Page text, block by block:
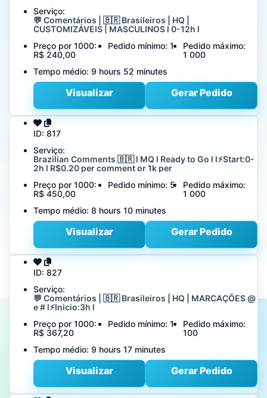
Serviço:
💬 Comentários | 🇧🇷 Brasileiros | HQ |
CUSTOMIZÁVEIS | MASCULINOS l 0-12h l
Preço por 1000:
R$ 240,00
Pedido mínimo: 1
Pedido máximo:
1 000
Tempo médio: 9 hours 52 minutes
Visualizar Gerar Pedido
ID: 817
Serviço:
Brazilian Comments 🇧🇷 l MQ l Ready to Go l l⚡️Start:0-
2h l R$0.20 per comment or 1k per
Preço por 1000:
R$ 450,00
Pedido mínimo: 5
Pedido máximo:
1 000
Tempo médio: 8 hours 10 minutes
Visualizar Gerar Pedido
ID: 827
Serviço:
💬 Comentários | 🇧🇷 Brasileiros | HQ | MARCAÇÕES @
e # l⚡️Inicio:3h l
Preço por 1000:
R$ 367,20
Pedido mínimo: 1
Pedido máximo:
100
Tempo médio: 9 hours 17 minutes
Visualizar Gerar Pedido